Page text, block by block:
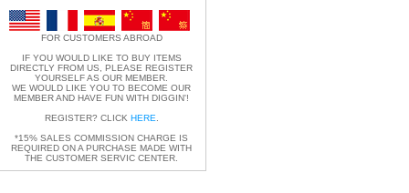
FOR CUSTOMERS ABROAD
IF YOU WOULD LIKE TO BUY ITEMS
DIRECTLY FROM US, PLEASE REGISTER
YOURSELF AS OUR MEMBER.
WE WOULD LIKE YOU TO BECOME OUR
MEMBER AND HAVE FUN WITH DIGGIN'!
REGISTER? CLICK HERE
*15% SALES COMMISSION CHARGE IS
REQUIRED ON A PURCHASE MADE WITH
THE CUSTOMER SERVIC CENTER.